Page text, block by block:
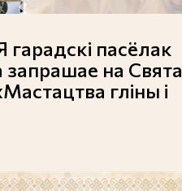
пасёлак
запрашае на Свята
гліны і